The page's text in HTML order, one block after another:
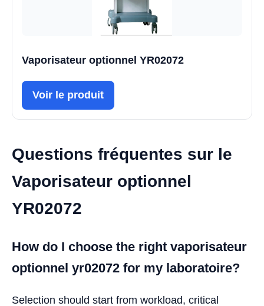
Vaporisateur optionnel YR02072
Voir le produit
Questions fréquentes sur le
Vaporisateur optionnel
YR02072
How do I choose the right vaporisateur
optionnel yr02072 for my laboratoire?
Selection should start from workload, critical